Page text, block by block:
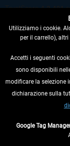
RECEDERE DAL
Utilizziamo i cookie.
per il carrello),
Accetti i seguenti
sono disponibili
modificare la selezione
dichiarazione sulla
Google Tag